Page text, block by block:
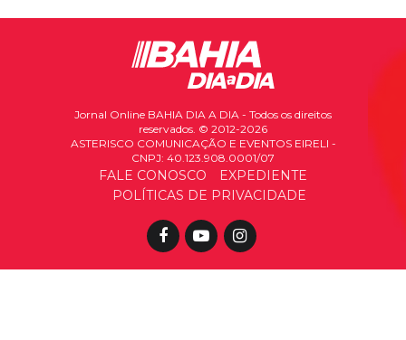
Jornal Online BAHIA DIA A DIA - Todos os direitos
reservados. © 2012-2026
ASTERISCO COMUNICAÇÃO E EVENTOS EIRELI -
CNPJ: 40.123.908.0001/07
FALE CONOSCO
EXPEDIENTE
POLÍTICAS DE PRIVACIDADE